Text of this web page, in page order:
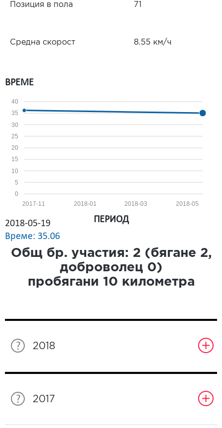
Позиция в пола 71
Средна скорост 8.55 км/ч
ВРЕМЕ
0
5
10
15
20
25
30
35
40
2018-05
2018-03
2018-01
2017-11
2018-05-19
Време: 35.06
ПЕРИОД
Общ бр. участия: 2 (бягане 2,
доброволец 0)
пробягани 10 километра
2018
2017